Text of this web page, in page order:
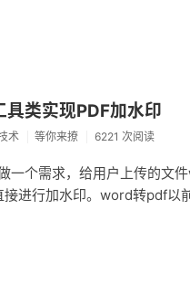
类实现PDF加水印
术 等你来撩 6221 次阅读
一个需求，给用户上传的文
接进行加水印。word转pdf以